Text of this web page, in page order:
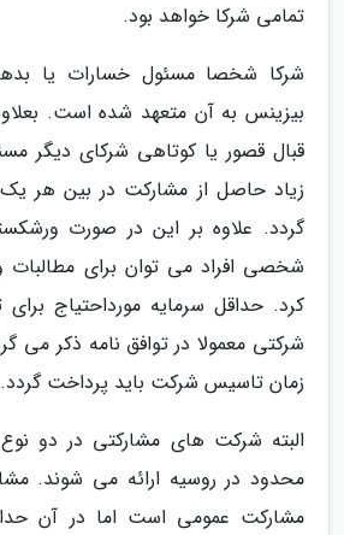
تمامی شرکا خواهد بود.
شرکا شخصا مسئول خسارات یا
بیزینس به آن متعهد شده است.
قبال قصور یا کوتاهی شرکای دیگر
زیاد حاصل از مشارکت در بین هر
گردد. علاوه بر این در صورت
شخصی افراد می توان برای مطالبات
کرد. حداقل سرمایه مورداحتیاج
شرکتی معمولا در توافق نامه ذکر می
زمان تاسیس شرکت باید پرداخت گردد.
البته شرکت های مشارکتی در دو
محدود در روسیه ارائه می شوند.
مشارکت عمومی است اما در آن